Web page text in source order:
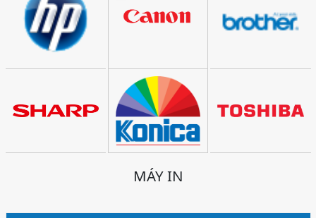
MÁY IN